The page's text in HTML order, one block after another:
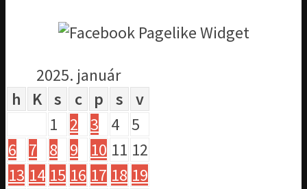
2025. január
h
K s c p s
v
1
2 3 4 5
6
7 8 9 10 11 12
13 14 15 16 17 18 19